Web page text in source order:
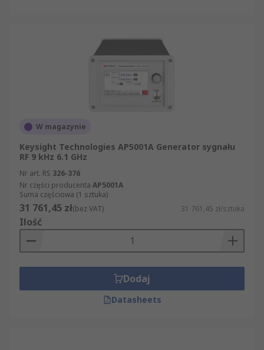
W magazynie
Keysight Technologies AP5001A Generator sygnału
RF 9 kHz 6.1 GHz
Nr art. RS 326-376
Nr części producenta AP5001A
Suma częściowa (1 sztuka)
31 761,45 zł(bez VAT) 31 761,45 zł/sztuka
Ilość
Dodaj
Datasheets